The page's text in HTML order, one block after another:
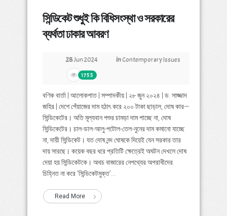
সিন্ডিকেট শুধুই কি বিধিসংস্থা ও সরকারের
ব্যর্থতা ঢাকার আবরণ
28Jun 2024 inContemporary Issues
1755
বণিক বার্তা | আলোকপাত | সম্পাদকীয় | ২৮ জুন ২০২৪ | ড. সাজ্জাদ
জহির | দেশে পেঁয়াজের দাম হঠাৎ করে ২০০ টাকা ছাড়াল, দোষ কার—
সিন্ডিকেটের। অতি মূল্যবান পশুর চামড়া দাম পাচ্ছে না, দোষ
সিন্ডিকেটের। চাল-ডাল-আলু-পটোল-তেল-নুনের দাম কমানো যাচ্ছে
না, দায়ী সিন্ডিকেট। যত দোষ নন্দ ঘোষকে দিয়েই যেন সরকার তার
দায় সারছে। কয়েক বছর ধরে প্রতিটি ক্ষেত্রেই অঘটন দেখলে দোষ
দেয়া হয় সিন্ডিকেটকে। অথচ বাজারের নেপথ্যের অপরাধীদের
চিহ্নিত না করে ‘সিন্ডিকেটমুক্ত’...
Read More